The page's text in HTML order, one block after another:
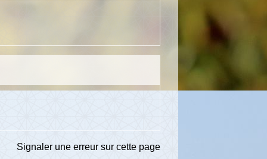
Signaler une erreur sur cette page